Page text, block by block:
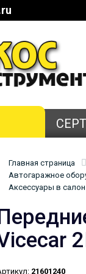
Главная страница
Автогаражное
Аксессуары в
21601240